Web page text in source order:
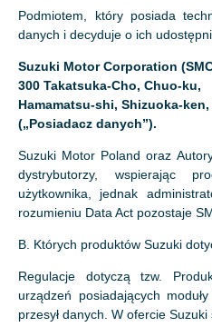
Podmiotem, który posiada
danych i decyduje o ich
Suzuki Motor Corporation
300 Takatsuka-Cho, Chuo-ku,
Hamamatsu-shi, Shizuoka-
(„Posiadacz danych”).
Suzuki Motor Poland oraz
dystrybutorzy, wspierając
użytkownika, jednak
rozumieniu Data Act pozostaje
B. Których produktów Suzuki
Regulacje dotyczą tzw.
urządzeń posiadających
przesył danych. W ofercie